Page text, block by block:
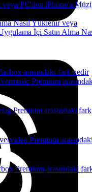
PC'den iPhone'a
Nasıl Yüklenir veya
İçi Satın Alma
arasındaki fark nedir
Premium
Premium arasındaki fark
Premium
Premium arasındaki